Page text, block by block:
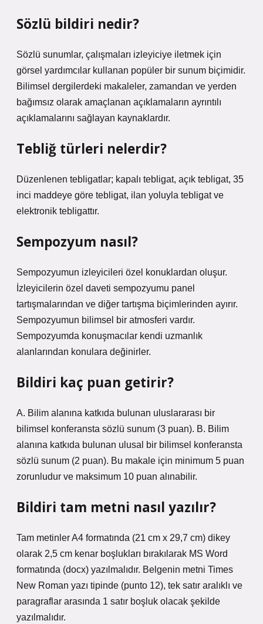
Sözlü bildiri nedir?
Sözlü sunumlar, çalışmaları izleyiciye iletmek için
görsel yardımcılar kullanan popüler bir sunum biçimidir.
Bilimsel dergilerdeki makaleler, zamandan ve yerden
bağımsız olarak amaçlanan açıklamaların ayrıntılı
açıklamalarını sağlayan kaynaklardır.
Tebliğ türleri nelerdir?
Düzenlenen tebligatlar; kapalı tebligat, açık tebligat, 35
inci maddeye göre tebligat, ilan yoluyla tebligat ve
elektronik tebligattır.
Sempozyum nasıl?
Sempozyumun izleyicileri özel konuklardan oluşur.
İzleyicilerin özel daveti sempozyumu panel
tartışmalarından ve diğer tartışma biçimlerinden ayırır.
Sempozyumun bilimsel bir atmosferi vardır.
Sempozyumda konuşmacılar kendi uzmanlık
alanlarından konulara değinirler.
Bildiri kaç puan getirir?
A. Bilim alanına katkıda bulunan uluslararası bir
bilimsel konferansta sözlü sunum (3 puan). B. Bilim
alanına katkıda bulunan ulusal bir bilimsel konferansta
sözlü sunum (2 puan). Bu makale için minimum 5 puan
zorunludur ve maksimum 10 puan alınabilir.
Bildiri tam metni nasıl yazılır?
Tam metinler A4 formatında (21 cm x 29,7 cm) dikey
olarak 2,5 cm kenar boşlukları bırakılarak MS Word
formatında (docx) yazılmalıdır. Belgenin metni Times
New Roman yazı tipinde (punto 12), tek satır aralıklı ve
paragraflar arasında 1 satır boşluk olacak şekilde
yazılmalıdır.